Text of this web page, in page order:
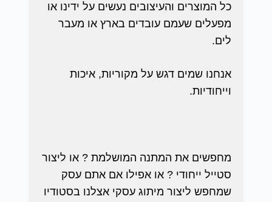
כל המוצרים והעיצובים נעשים על ידינו או
מפעלים שעמם עובדים בארץ או מעבר
לים.
אנחנו שמים דגש על מקוריות, איכות
וייחודיות.
מחפשים את המתנה המושלמת ? או ליצור
סטייל ייחודי ? או אפילו אם אתם עסק
שמחפש ליצור מיתוג עסקי אצלנו בסטודיו